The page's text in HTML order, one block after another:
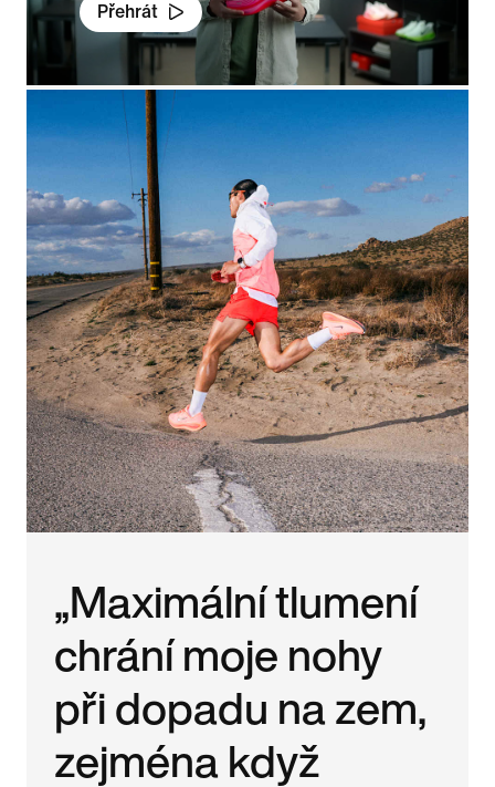
Přehrát
„Maximální tlumení
chrání moje nohy
při dopadu na zem,
zejména když